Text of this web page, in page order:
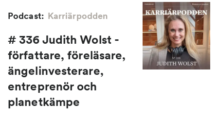
Podcast: Karriärpodden
# 336 Judith Wolst -
författare, föreläsare,
ängelinvesterare,
entreprenör och
planetkämpe